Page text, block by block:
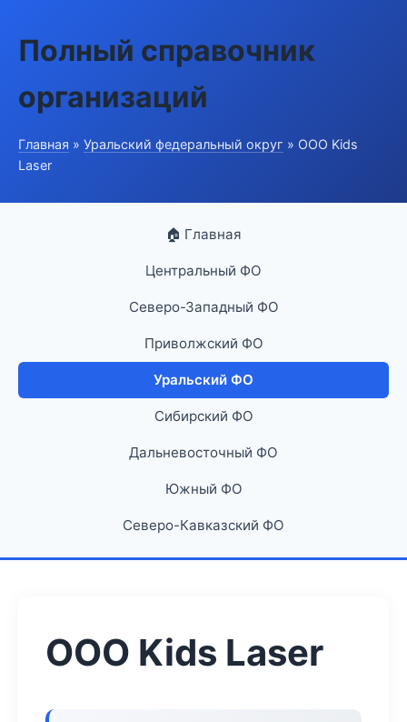
Полный справочник
организаций
Главная » Уральский федеральный округ » ООО Kids
Laser
🏠 Главная
Центральный ФО
Северо-Западный ФО
Приволжский ФО
Уральский ФО
Сибирский ФО
Дальневосточный ФО
Южный ФО
Северо-Кавказский ФО
ООО Kids Laser